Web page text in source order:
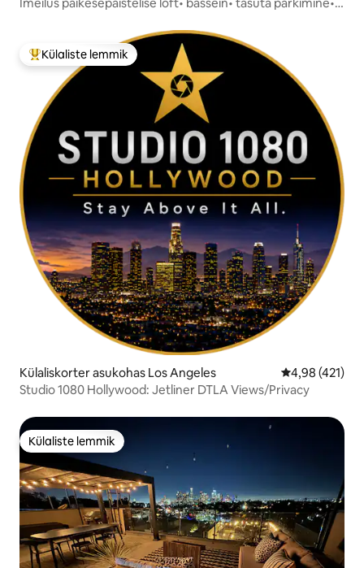
Külaliste suur lemmik
Külaliste lemmik
Külaliskorter asukohas Los Angeles Keskmine
4,98 (421)
Studio 1080 Hollywood: Jetliner DTLA Views/Privacy
Külaliste lemmik
Külaliste lemmik